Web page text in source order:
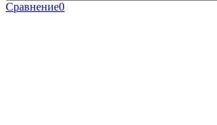
Сравнение0